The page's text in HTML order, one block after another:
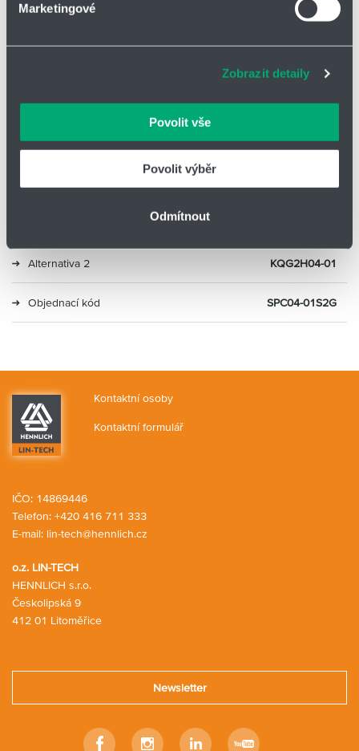
Soubory cookies a další technologie nám pomáhají
vašimi údaji zacházíme citlivě, děkujeme za projevení
Marketingové
Zobrazit detaily
Povolit vše
Povolit výběr
Odmítnout
Nerezové šroubení přímé
Průměr 4
Velikost závitu G1/8
Materiál Nerez, AISI 304
Alternativa 2 KQG2H04-01
Objednací kód SPC04-01S2G
Kontaktní osoby
Kontaktní formulář
o.z. LIN-TECH
HENNLICH s.r.o.
Českolipská 9
412 01 Litoměřice
IČO: 14869446
Telefon: +420 416 711 333
E-mail: lin-tech@hennlich.cz
Newsletter